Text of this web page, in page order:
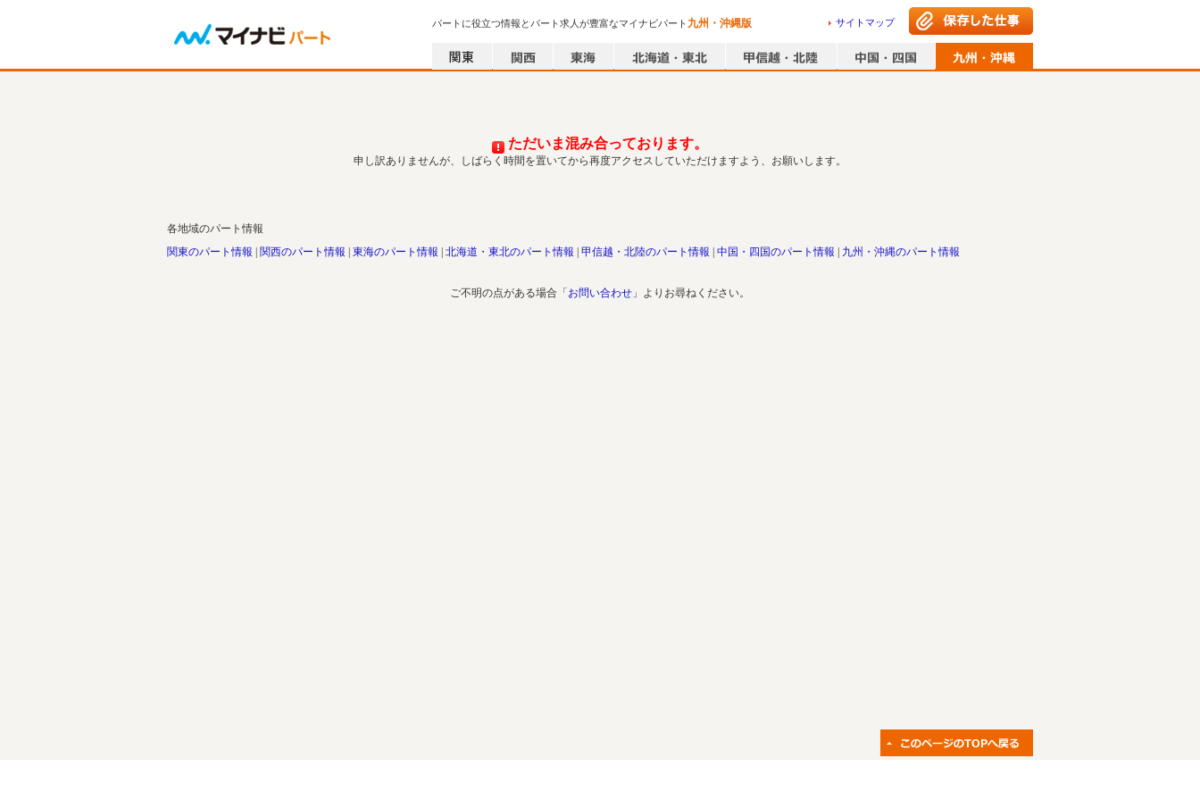
パートに役立つ情報とパート求人が豊富なマイナビパート 九州・沖縄版 サイトマップ
ただいま混み合っております。
申し訳ありませんが、しばらく時間を置いてから再度アクセスしていただけますよう、お願いします。
各地域のパート情報
関東のパート情報
関西のパート情報 東海のパート情報 北海道・東北のパート情報 甲信越・北陸のパート情報 中国・四国のパート情報 九州・沖縄のパート情報
ご不明の点がある場合「 お問い合わせ 」よりお尋ねください。